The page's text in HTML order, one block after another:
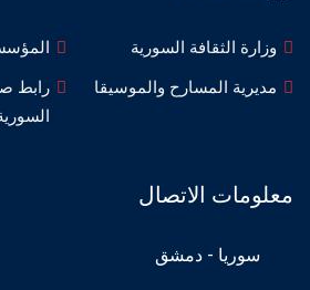
وزارة الثقافة السورية
مديرية المسارح والموسيقا
رابط
معلومات الاتصال
سوريا - دمشق